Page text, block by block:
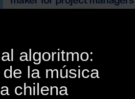
algoritmo:
la música
chilena